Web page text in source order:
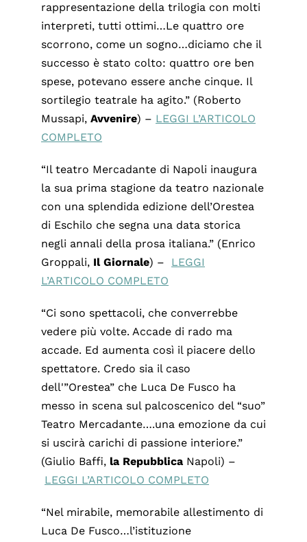
rappresentazione della trilogia con molti
interpreti, tutti ottimi…Le quattro ore
scorrono, come un sogno…diciamo che il
successo è stato colto: quattro ore ben
spese, potevano essere anche cinque. Il
sortilegio teatrale ha agito.” (Roberto
Mussapi, Avvenire) – LEGGI L’ARTICOLO
COMPLETO
“Il teatro Mercadante di Napoli inaugura
la sua prima stagione da teatro nazionale
con una splendida edizione dell’Orestea
di Eschilo che segna una data storica
negli annali della prosa italiana.” (Enrico
Groppali, Il Giornale) – LEGGI
L’ARTICOLO COMPLETO
“Ci sono spettacoli, che converrebbe
vedere più volte. Accade di rado ma
accade. Ed aumenta così il piacere dello
spettatore. Credo sia il caso
dell'”Orestea” che Luca De Fusco ha
messo in scena sul palcoscenico del “suo”
Teatro Mercadante….una emozione da cui
si uscirà carichi di passione interiore.”
(Giulio Baffi, la Repubblica Napoli) –
LEGGI L’ARTICOLO COMPLETO
“Nel mirabile, memorabile allestimento di
Luca De Fusco…l’istituzione